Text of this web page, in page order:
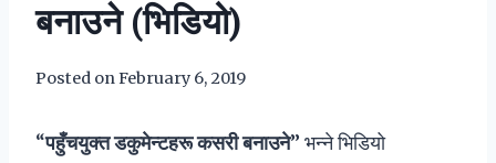
बनाउने (भिडियो)
Posted onFebruary 6, 2019
“पहुँचयुक्त डकुमेन्टहरू कसरी बनाउने” भन्ने भिडियो